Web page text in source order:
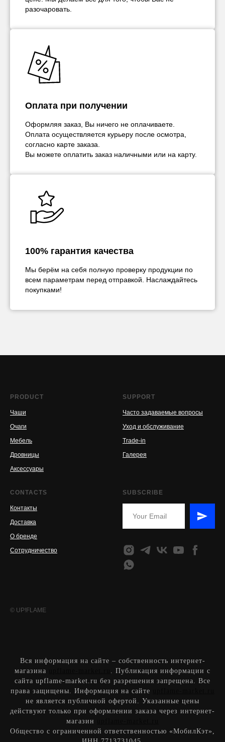
разочаровать.
Оплата при получении
Оформляя заказ, Вы ничего не оплачиваете.
Оплата осуществляется курьеру после осмотра,
согласно карте заказа.
Вы можете оплатить заказ наличными или на карту.
100% гарантия качества
Мы берём на себя полную проверку продукции по
всем параметрам перед отправкой. Наслаждайтесь
покупками!
PRODUCT
Чаши
Очаги
Мебель
Дровницы
Аксессуары
SUPPORT
Часто задаваемые вопросы
Уход и обслуживание
Trade-in
Галерея
CONTACTS
Контакты
Доставка
О бренде
Сотрудничество
SUBSCRIBE
© UP!FLAME
Вся информация на сайте – собственность интернет-
магазина
. Публикация информации с
сайта upflame-market.ru без разрешения запрещена. Все
права защищены. Информация на сайте
не является публичной офертой. Указанные цены
действуют только при оформлении заказа через интернет-
магазин
Общество с ограниченной ответственностью «МобилКэт» ,